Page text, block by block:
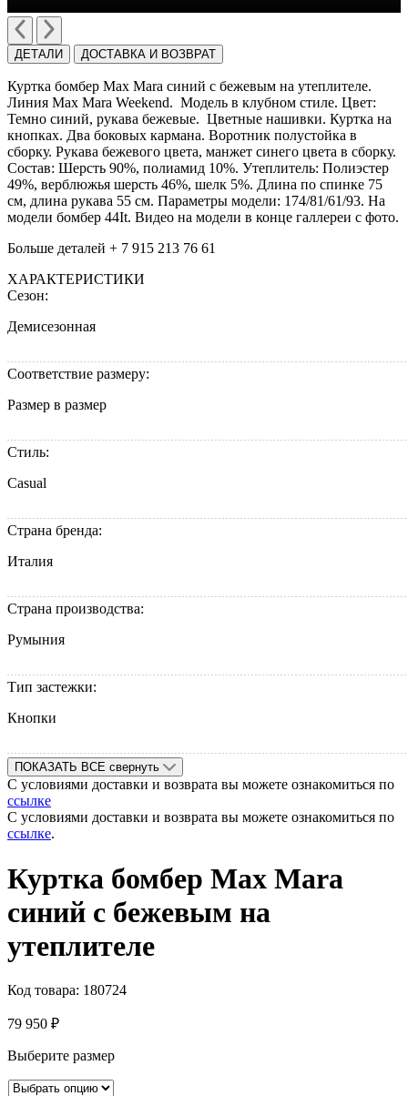
ДЕТАЛИ ДОСТАВКА И ВОЗВРАТ
Куртка бомбер Max Mara синий с бежевым на утеплителе.
Линия Max Mara Weekend. Модель в клубном стиле. Цвет:
Темно синий, рукава бежевые. Цветные нашивки. Куртка на
кнопках. Два боковых кармана. Воротник полустойка в
сборку. Рукава бежевого цвета, манжет синего цвета в сборку.
Состав: Шерсть 90%, полиамид 10%. Утеплитель: Полиэстер
49%, верблюжья шерсть 46%, шелк 5%. Длина по спинке 75
см, длина рукава 55 см. Параметры модели: 174/81/61/93. На
модели бомбер 44It. Видео на модели в конце галлереи с фото.
Больше деталей + 7 915 213 76 61
ХАРАКТЕРИСТИКИ
Сезон:
Демисезонная
Соответствие размеру:
Размер в размер
Стиль:
Casual
Страна бренда:
Италия
Страна производства:
Румыния
Тип застежки:
Кнопки
ПОКАЗАТЬ ВСЕ свернуть
С условиями доставки и возврата вы можете ознакомиться по
ссылке
С условиями доставки и возврата вы можете ознакомиться по
ссылке.
Куртка бомбер Max Mara
синий с бежевым на
утеплителе
Код товара: 180724
79 950 ₽
Выберите размер